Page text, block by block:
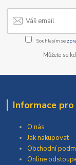
Souhlasím se
Můžete se
Informace pro
O nás
Jak nakupovat
Obchodní
Online